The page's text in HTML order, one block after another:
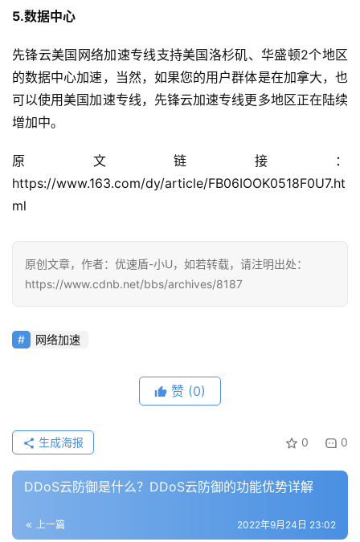
公
问
答
社
动
态
5.数据中心
先锋云美国网络加速专线支持美国洛杉矶、华盛顿2个地区
的数据中心加速，当然，如果您的用户群体是在加拿大，也
可以使用美国加速专线，先锋云加速专线更多地区正在陆续
增加中。
原文链接：
https://www.163.com/dy/article/FB06IOOK0518F0U7.ht
ml
原创文章，作者：优速盾-小U，如若转载，请注明出处：
https://www.cdnb.net/bbs/archives/8187
网络加速
赞 (0)
0 0
生成海报
DDoS云防御是什么？DDoS云防御的功能优势详解
上一篇 2022年9月24日 23:02